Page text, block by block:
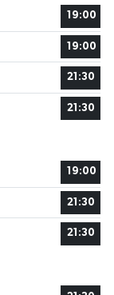
19:00
19:00
21:30
21:30
19:00
21:30
21:30